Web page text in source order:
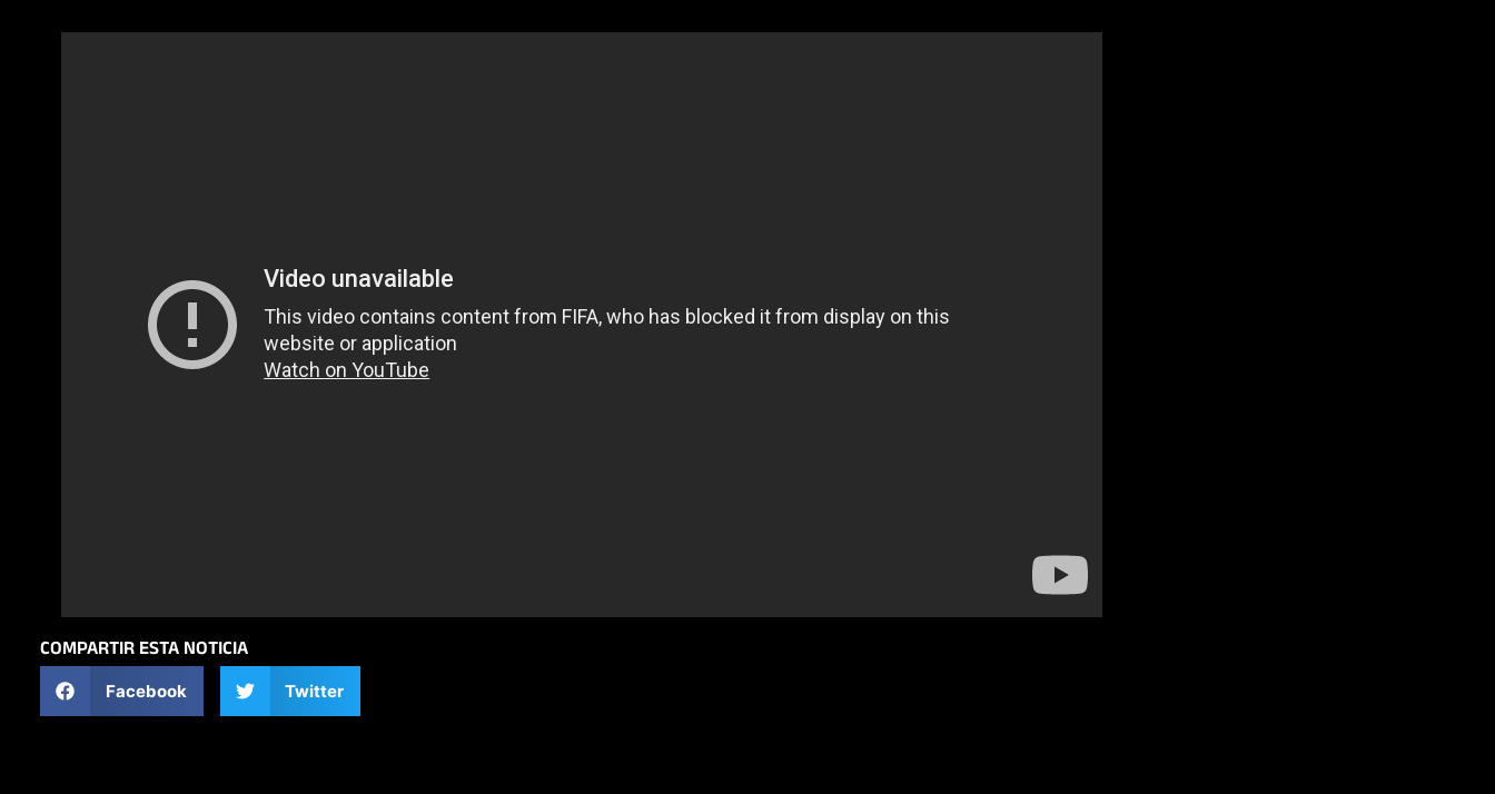
COMPARTIR ESTA NOTICIA
Facebook Twitter